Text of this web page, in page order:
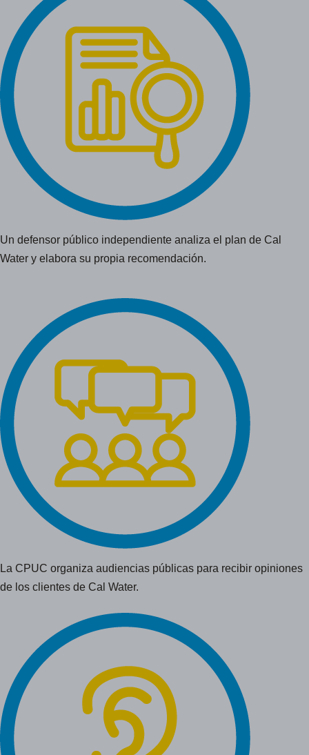
Un defensor público independiente analiza el plan de Cal
Water y elabora su propia recomendación.
La CPUC organiza audiencias públicas para recibir opiniones
de los clientes de Cal Water.